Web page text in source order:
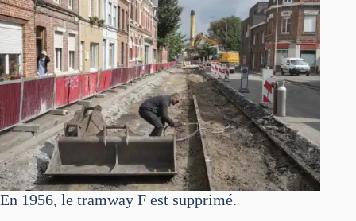
En 1956, le tramway F est supprimé.